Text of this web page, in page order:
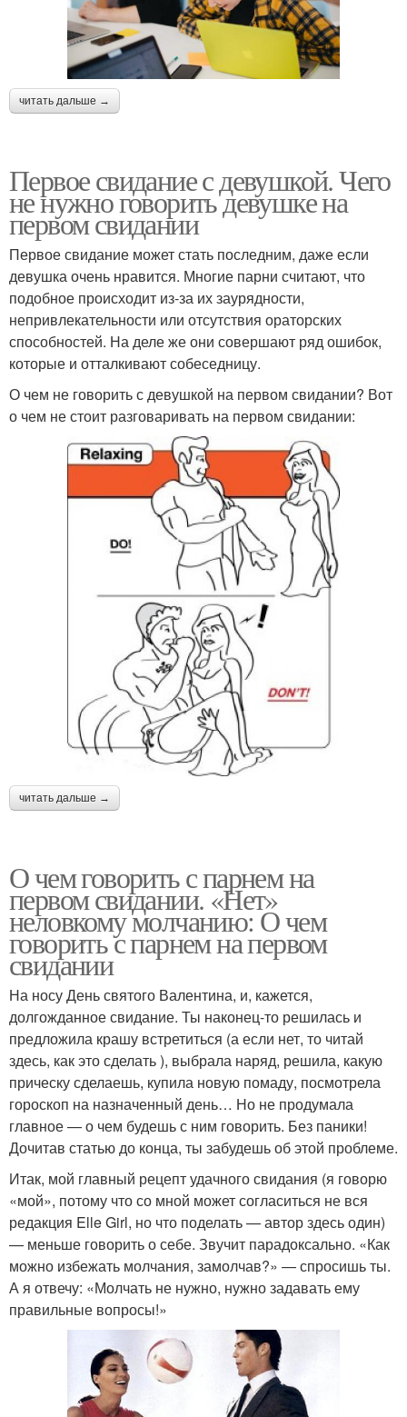
читать дальше →
Первое свидание с девушкой. Чего
не нужно говорить девушке на
первом свидании
Первое свидание может стать последним, даже если
девушка очень нравится. Многие парни считают, что
подобное происходит из-за их заурядности,
непривлекательности или отсутствия ораторских
способностей. На деле же они совершают ряд ошибок,
которые и отталкивают собеседницу.
О чем не говорить с девушкой на первом свидании? Вот
о чем не стоит разговаривать на первом свидании:
читать дальше →
О чем говорить с парнем на
первом свидании. «Нет»
неловкому молчанию: О чем
говорить с парнем на первом
свидании
На носу День святого Валентина, и, кажется,
долгожданное свидание. Ты наконец-то решилась и
предложила крашу встретиться (а если нет, то читай
здесь, как это сделать ), выбрала наряд, решила, какую
прическу сделаешь, купила новую помаду, посмотрела
гороскоп на назначенный день… Но не продумала
главное — о чем будешь с ним говорить. Без паники!
Дочитав статью до конца, ты забудешь об этой проблеме.
Итак, мой главный рецепт удачного свидания (я говорю
«мой», потому что со мной может согласиться не вся
редакция Elle Girl, но что поделать — автор здесь один)
— меньше говорить о себе. Звучит парадоксально. «Как
можно избежать молчания, замолчав?» — спросишь ты.
А я отвечу: «Молчать не нужно, нужно задавать ему
правильные вопросы!»